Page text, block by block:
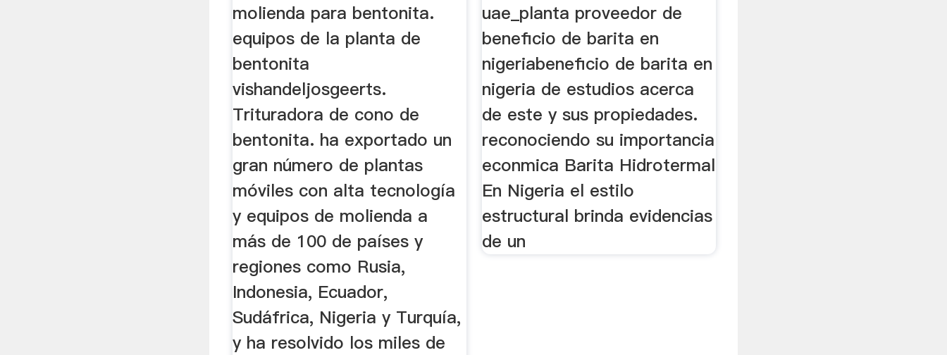
molienda para bentonita.
equipos de la planta de
bentonita
vishandeljosgeerts.
Trituradora de cono de
bentonita. ha exportado un
gran número de plantas
móviles con alta tecnología
y equipos de molienda a
más de 100 de países y
regiones como Rusia,
Indonesia, Ecuador,
Sudáfrica, Nigeria y Turquía,
y ha resolvido los miles de
uae_planta proveedor de
beneficio de barita en
nigeriabeneficio de barita en
nigeria de estudios acerca
de este y sus propiedades.
reconociendo su importancia
econmica Barita Hidrotermal
En Nigeria el estilo
estructural brinda evidencias
de un